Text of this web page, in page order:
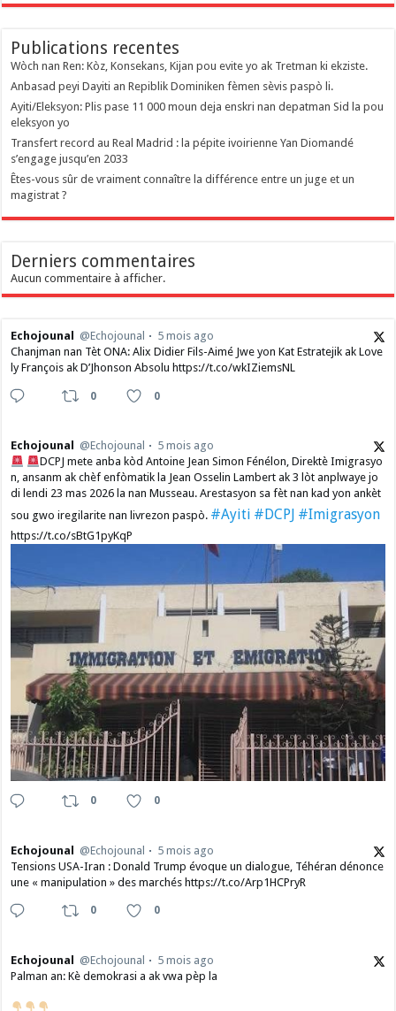
Publications recentes
Wòch nan Ren: Kòz, Konsekans, Kijan pou evite yo ak Tretman ki ekziste.
Anbasad peyi Dayiti an Repiblik Dominiken fèmen sèvis paspò li.
Ayiti/Eleksyon: Plis pase 11 000 moun deja enskri nan depatman Sid la pou
eleksyon yo
Transfert record au Real Madrid : la pépite ivoirienne Yan Diomandé
s’engage jusqu’en 2033
Êtes-vous sûr de vraiment connaître la différence entre un juge et un
magistrat ?
Derniers commentaires
Aucun commentaire à afficher.
Echojounal @Echojounal
5 mois ago
Chanjman nan Tèt ONA: Alix Didier Fils-Aimé Jwe yon Kat Estratejik ak Love
ly François ak D’Jhonson Absolu https://t.co/wkIZiemsNL
0 0
Echojounal @Echojounal
5 mois ago
DCPJ mete anba kòd Antoine Jean Simon Fénélon, Direktè Imigrasyo
n, ansanm ak chèf enfòmatik la Jean Osselin Lambert ak 3 lòt anplwaye jo
di lendi 23 mas 2026 la nan Musseau. Arestasyon sa fèt nan kad yon ankèt
sou gwo iregilarite nan livrezon paspò. #Ayiti #DCPJ #Imigrasyon
https://t.co/sBtG1pyKqP
0 0
Echojounal @Echojounal
5 mois ago
Tensions USA-Iran : Donald Trump évoque un dialogue, Téhéran dénonce
une « manipulation » des marchés https://t.co/Arp1HCPryR
0 0
Echojounal @Echojounal
5 mois ago
Palman an: Kè demokrasi a ak vwa pèp la